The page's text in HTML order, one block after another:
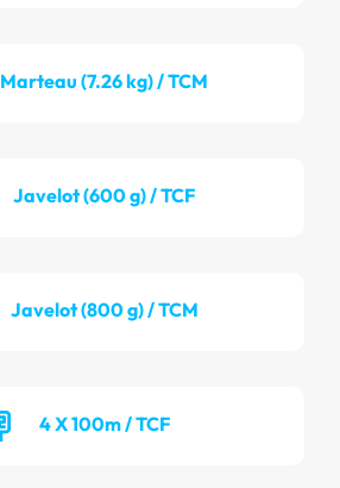
Marteau (7.26 kg) / TCM
Javelot (600 g) / TCF
Javelot (800 g) / TCM
4 X 100m / TCF